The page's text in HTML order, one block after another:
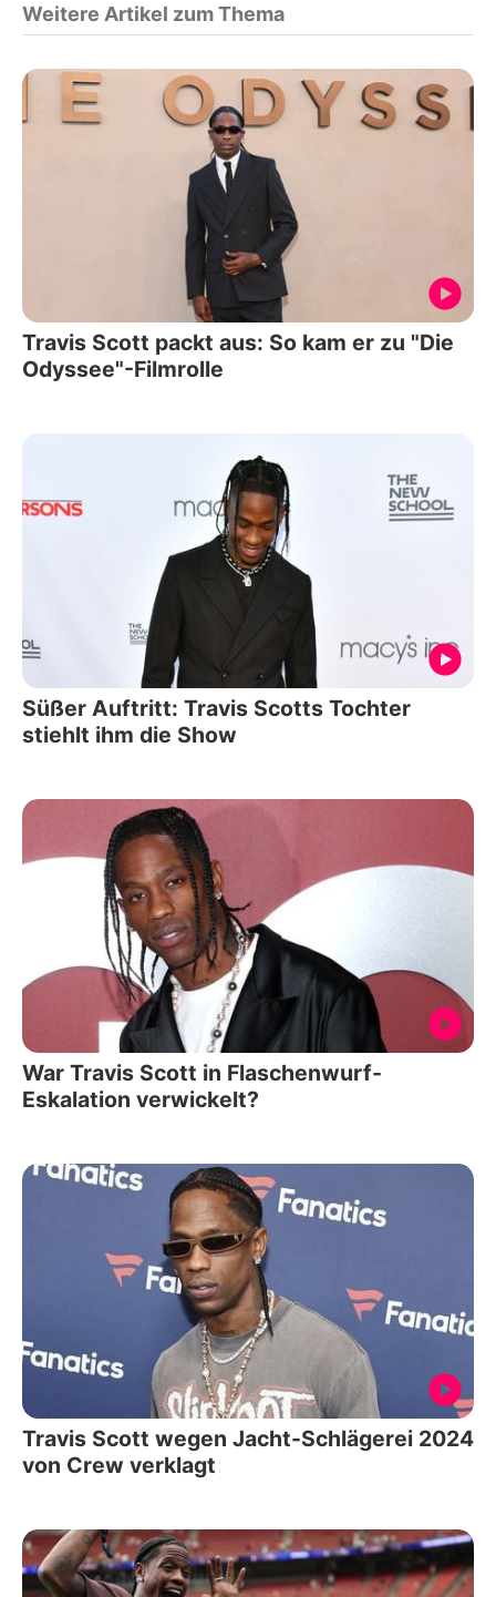
Weitere Artikel zum Thema
Travis Scott packt aus: So kam er zu "Die
Odyssee"-Filmrolle
Süßer Auftritt: Travis Scotts Tochter
stiehlt ihm die Show
War Travis Scott in Flaschenwurf-
Eskalation verwickelt?
Travis Scott wegen Jacht-Schlägerei 2024
von Crew verklagt